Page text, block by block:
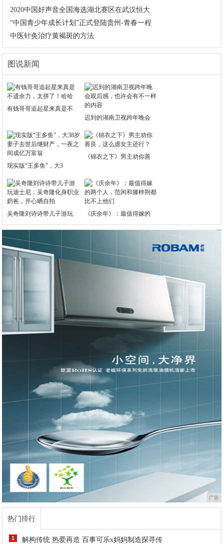
·2020中国好声音全国海选湖北赛区在武汉恒大
·“中国青少年成长计划”正式登陆贵州-青春一程
·中医针灸治疗黄褐斑的方法
图说新闻
有钱哥哥追起星来真是不
迟到的湖南卫视跨年晚会
现实版“王多鱼”，大3
《锦衣之下》男主劝你善
吴奇隆刘诗诗带儿子游玩 《庆余年》：最值得嫁的
广告
热门排行
1 解构传统 热爱再造 百事可乐x妈妈制造探寻传